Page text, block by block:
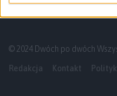
© 2024 Dwóch po dwóch
Redakcja Kontakt